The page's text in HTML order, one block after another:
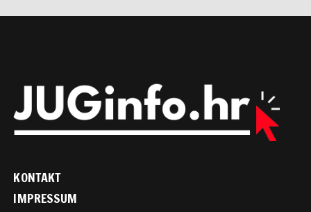
KONTAKT
IMPRESSUM